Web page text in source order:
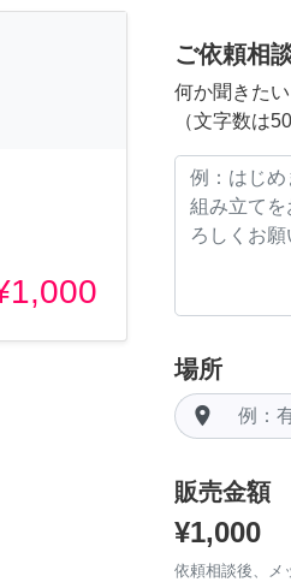
ご依頼相
何か聞きた
（文字数は
場所
room
販売金額
¥1,000
依頼相談後、メ